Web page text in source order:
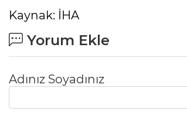
Kaynak: İHA
Yorum Ekle
Adınız Soyadınız